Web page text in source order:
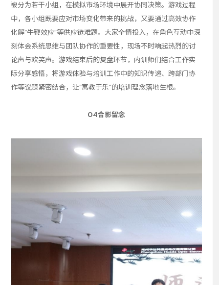
被分为若干小组，在模拟市场环境中展开协同决策。游戏过程
中，各小组既要应对市场变化带来的挑战，又要通过高效协作
化解“牛鞭效应”等供应链难题。大家全情投入，在角色互动中深
刻体会系统思维与团队协作的重要性，现场不时响起热烈的讨
论声与欢笑声。游戏结束后的复盘环节，内训师们结合工作实
际分享感悟，将游戏体验与培训工作中的知识传递、跨部门协
作等议题紧密结合，让“寓教于乐”的培训理念落地生根。
04合影留念